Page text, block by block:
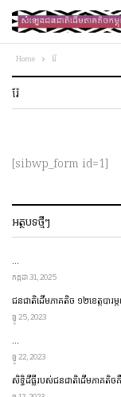
Home រ៉ែ
រ៉ែ
[sibwp_form id=1]
អត្ថបទថ្មីៗ
…
កក្កដា 31, 2025
ជនជាតិ​ដើម​ភាគតិច ១២​ខេត្ត​​បារ
ធ្នូ 25, 2023
…
ធ្នូ 22, 2023
សិទ្ធិដីធ្លីរបស់ជនជាតិដើមភាគតិ